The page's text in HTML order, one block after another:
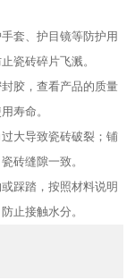
套、护目镜等防护用
瓷砖碎片飞溅。​
胶，查看产品的质量
寿命。​
大导致瓷砖破裂；铺
砖缝隙一致。​
踩踏，按照材料说明
止接触水分。